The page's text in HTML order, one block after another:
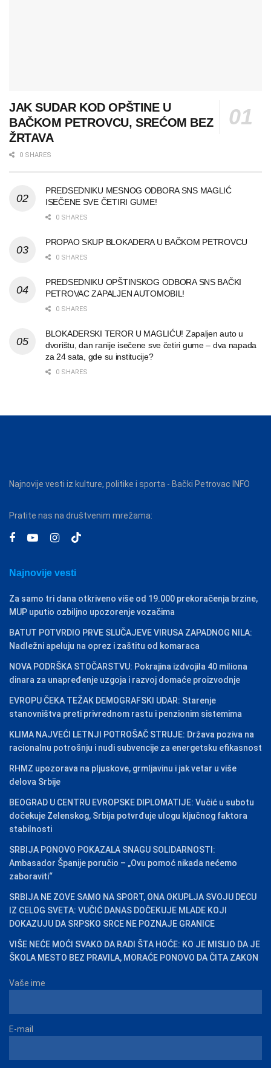
JAK SUDAR KOD OPŠTINE U
BAČKOM PETROVCU, SREĆOM BEZ
ŽRTAVA
0 SHARES
PREDSEDNIKU MESNOG ODBORA SNS MAGLIĆ
ISEČENE SVE ČETIRI GUME!
0 SHARES
PROPAO SKUP BLOKADERA U BAČKOM PETROVCU
0 SHARES
PREDSEDNIKU OPŠTINSKOG ODBORA SNS BAČKI
PETROVAC ZAPALJEN AUTOMOBIL!
0 SHARES
BLOKADERSKI TEROR U MAGLIĆU! Zapaljen auto u
dvorištu, dan ranije isečene sve četiri gume – dva napada
za 24 sata, gde su institucije?
0 SHARES
Najnovije vesti iz kulture, politike i sporta - Bački Petrovac INFO
Pratite nas na društvenim mrežama:
Najnovije vesti
Za samo tri dana otkriveno više od 19.000 prekoračenja brzine,
MUP uputio ozbiljno upozorenje vozačima
BATUT POTVRDIO PRVE SLUČAJEVE VIRUSA ZAPADNOG NILA:
Nadležni apeluju na oprez i zaštitu od komaraca
NOVA PODRŠKA STOČARSTVU: Pokrajina izdvojila 40 miliona
dinara za unapređenje uzgoja i razvoj domaće proizvodnje
EVROPU ČEKA TEŽAK DEMOGRAFSKI UDAR: Starenje
stanovništva preti privrednom rastu i penzionim sistemima
KLIMA NAJVEĆI LETNJI POTROŠAČ STRUJE: Država poziva na
racionalnu potrošnju i nudi subvencije za energetsku efikasnost
RHMZ upozorava na pljuskove, grmljavinu i jak vetar u više
delova Srbije
BEOGRAD U CENTRU EVROPSKE DIPLOMATIJE: Vučić u subotu
dočekuje Zelenskog, Srbija potvrđuje ulogu ključnog faktora
stabilnosti
SRBIJA PONOVO POKAZALA SNAGU SOLIDARNOSTI:
Ambasador Španije poručio – „Ovu pomoć nikada nećemo
zaboraviti“
SRBIJA NE ZOVE SAMO NA SPORT, ONA OKUPLJA SVOJU DECU
IZ CELOG SVETA: VUČIĆ DANAS DOČEKUJE MLADE KOJI
DOKAZUJU DA SRPSKO SRCE NE POZNAJE GRANICE
VIŠE NEĆE MOĆI SVAKO DA RADI ŠTA HOĆE: KO JE MISLIO DA JE
ŠKOLA MESTO BEZ PRAVILA, MORAĆE PONOVO DA ČITA ZAKON
Vaše ime
E-mail